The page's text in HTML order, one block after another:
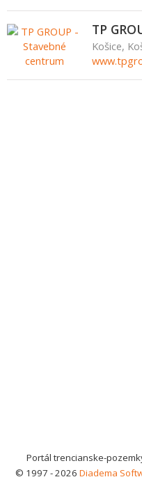
TP
Košice,
Portál trencianske-
© 1997 - 2026 Diadema